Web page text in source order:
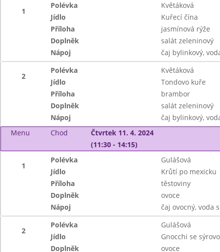
1
Polévka
Květáková
Jídlo
Kuřecí čína
Příloha
jasmínová rýže
Doplněk
salát zeleninový
Nápoj
čaj bylinkový,
2
Polévka
Květáková
Jídlo
Tondovo kuře
Příloha
brambor
Doplněk
salát zeleninový
Nápoj
čaj bylinkový,
Menu
Chod
Čtvrtek 11. 4. 2024
(11:30 - 14:15)
1
Polévka
Gulášová
Jídlo
Krůtí po mexicku
Příloha
těstoviny
Doplněk
ovoce
Nápoj
čaj ovocný, voda
2
Polévka
Gulášová
Jídlo
Gnocchi se
Doplněk
ovoce